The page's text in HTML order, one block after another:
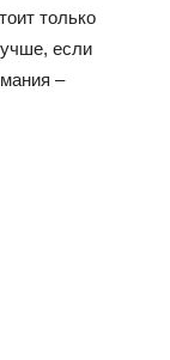
только
если
–